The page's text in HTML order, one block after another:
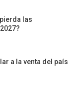
las
a la venta del país